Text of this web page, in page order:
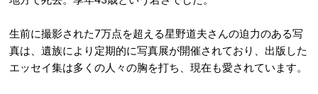
生前に撮影された7万点を超える星野道夫さんの迫力のある写
真は、遺族により定期的に写真展が開催されており、出版した
エッセイ集は多くの人々の胸を打ち、現在も愛されています。